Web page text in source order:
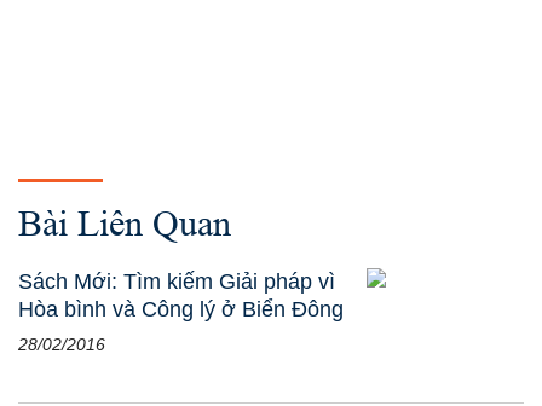
Bài Liên Quan
Sách Mới: Tìm kiếm Giải pháp vì
Hòa bình và Công lý ở Biển Đông
28/02/2016